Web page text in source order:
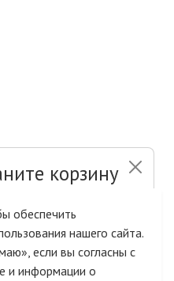
корзину
авторизация на сайте
обеспечить
нашего сайта.
если вы согласны с
и информации о